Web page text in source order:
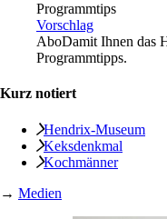
Programmtips
Vorschlag
AboDamit Ihnen das
Programmtipps.
Kurz notiert
Hendrix-Museum
Keksdenkmal
Kochmänner
→ Medien